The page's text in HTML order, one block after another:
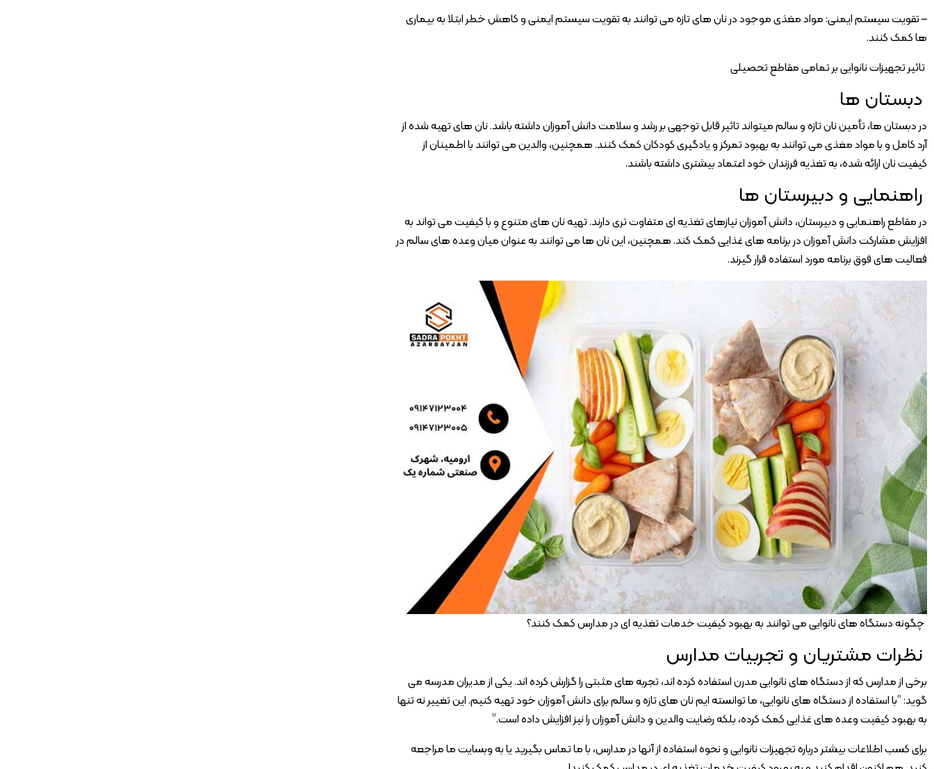
– تقویت سیستم ایمنی: مواد مغذی موجود در نان های تازه می توانند به تقویت سیستم ایمنی و کاهش خطر ابتلا به بیماری
ها کمک کنند.
تاثیر تجهیزات نانوایی بر تمامی مقاطع تحصیلی
دبستان ها
در دبستان ها، تأمین نان تازه و سالم میتواند تاثیر قابل توجهی بر رشد و سلامت دانش آموزان داشته باشد. نان های تهیه شده از
آرد کامل و با مواد مغذی می توانند به بهبود تمرکز و یادگیری کودکان کمک کنند. همچنین، والدین می توانند با اطمینان از
کیفیت نان ارائه شده، به تغذیه فرزندان خود اعتماد بیشتری داشته باشند.
راهنمایی و دبیرستان ها
در مقاطع راهنمایی و دبیرستان، دانش آموزان نیازهای تغذیه ای متفاوت تری دارند. تهیه نان های متنوع و با کیفیت می تواند به
افزایش مشارکت دانش آموزان در برنامه های غذایی کمک کند. همچنین، این نان ها می توانند به عنوان میان وعده های سالم در
فعالیت های فوق برنامه مورد استفاده قرار گیرند.
چگونه دستگاه های نانوایی می توانند به بهبود کیفیت خدمات تغذیه ای در مدارس کمک کنند؟
نظرات مشتریان و تجربیات مدارس
برخی از مدارس که از دستگاه های نانوایی مدرن استفاده کرده اند، تجربه های مثبتی را گزارش کرده اند. یکی از مدیران مدرسه می
گوید: “با استفاده از دستگاه های نانوایی، ما توانسته ایم نان های تازه و سالم برای دانش آموزان خود تهیه کنیم. این تغییر نه تنها
به بهبود کیفیت وعده های غذایی کمک کرده، بلکه رضایت والدین و دانش آموزان را نیز افزایش داده است.”
برای کسب اطلاعات بیشتر درباره تجهیزات نانوایی و نحوه استفاده از آنها در مدارس، با ما تماس بگیرید یا به وبسایت ما مراجعه